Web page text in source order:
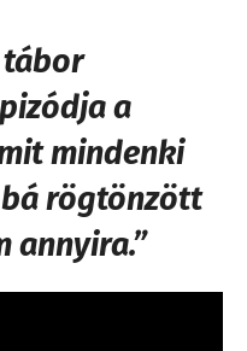
tábor
a
mindenki
rögtönzött
annyira.”